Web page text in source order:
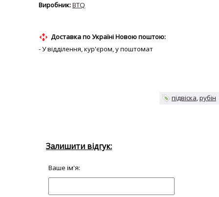
BTQ
Доставка по Україні Новою поштою:
- У відділення, кур'єром, у поштомат
підвіска рубін